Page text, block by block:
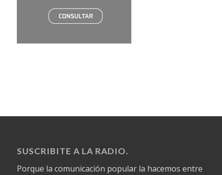
SUSCRIBITE A LA RADIO.
Porque la comunicación popular la hacemos entre